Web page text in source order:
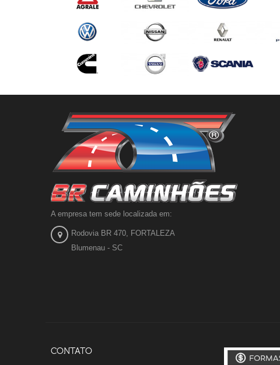
A empresa tem sede localizada em:
Rodovia BR 470, FORTALEZA
Blumenau - SC
CONTATO